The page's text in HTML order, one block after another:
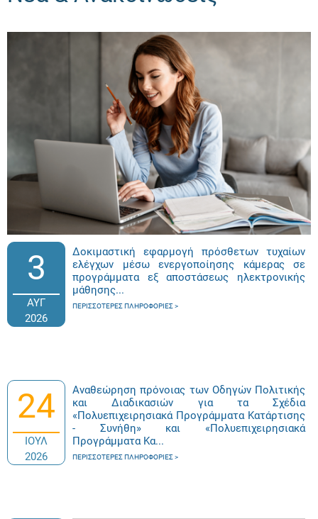
3
ΑΥΓ
2026
Δοκιμαστική εφαρμογή πρόσθετων τυχαίων
ελέγχων μέσω ενεργοποίησης κάμερας σε
προγράμματα εξ αποστάσεως ηλεκτρονικής
μάθησης...
ΠΕΡΙΣΣΌΤΕΡΕΣ ΠΛΗΡΟΦΟΡΊΕΣ
24
ΙΟΥΛ
2026
Αναθεώρηση πρόνοιας των Οδηγών Πολιτικής
και Διαδικασιών για τα Σχέδια
«Πολυεπιχειρησιακά Προγράμματα Κατάρτισης
- Συνήθη» και «Πολυεπιχειρησιακά
Προγράμματα Κα...
ΠΕΡΙΣΣΌΤΕΡΕΣ ΠΛΗΡΟΦΟΡΊΕΣ